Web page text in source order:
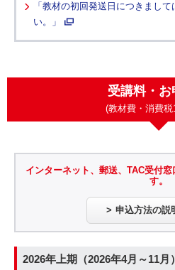
「教材の初回発送日につきまし
い。」
受講料・お
(教材費・消費税
インターネット、郵送、TAC受付
す。
申込方法の説
2026年上期（2026年4月～11月